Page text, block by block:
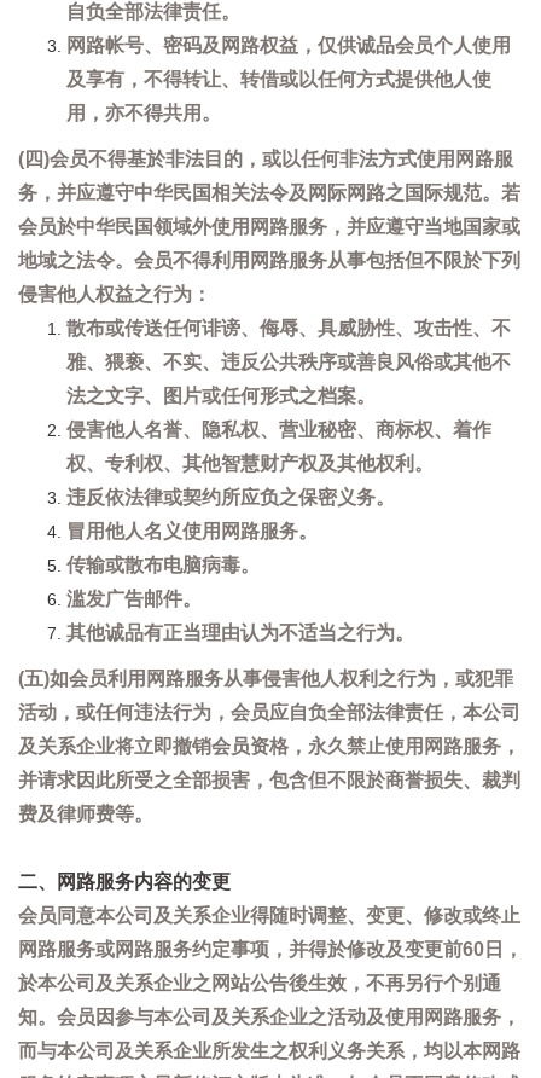
自负全部法律责任。
网路帐号、密码及网路权益，仅供诚品会员个人使用
及享有，不得转让、转借或以任何方式提供他人使
用，亦不得共用。
(四)会员不得基於非法目的，或以任何非法方式使用网路服
务，并应遵守中华民国相关法令及网际网路之国际规范。若
会员於中华民国领域外使用网路服务，并应遵守当地国家或
地域之法令。会员不得利用网路服务从事包括但不限於下列
侵害他人权益之行为：
散布或传送任何诽谤、侮辱、具威胁性、攻击性、不
雅、猥亵、不实、违反公共秩序或善良风俗或其他不
法之文字、图片或任何形式之档案。
侵害他人名誉、隐私权、营业秘密、商标权、着作
权、专利权、其他智慧财产权及其他权利。
违反依法律或契约所应负之保密义务。
冒用他人名义使用网路服务。
传输或散布电脑病毒。
滥发广告邮件。
其他诚品有正当理由认为不适当之行为。
(五)如会员利用网路服务从事侵害他人权利之行为，或犯罪
活动，或任何违法行为，会员应自负全部法律责任，本公司
及关系企业将立即撤销会员资格，永久禁止使用网路服务，
并请求因此所受之全部损害，包含但不限於商誉损失、裁判
费及律师费等。
二、网路服务内容的变更
会员同意本公司及关系企业得随时调整、变更、修改或终止
网路服务或网路服务约定事项，并得於修改及变更前60日，
於本公司及关系企业之网站公告後生效，不再另行个别通
知。会员因参与本公司及关系企业之活动及使用网路服务，
而与本公司及关系企业所发生之权利义务关系，均以本网路